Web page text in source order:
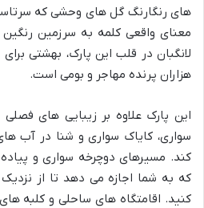
های رنگارنگ گل های وحشی که
معنای واقعی کلمه به سرزمین
لانگبان در قلب این پارک، بهشتی
هزاران پرنده مهاجر و بومی است.
این پارک علاوه بر زیبایی های
سواری، کایاک سواری و شنا در آب
کند. مسیرهای دوچرخه سواری و
که به شما اجازه می دهد تا از
کنید. اقامتگاه های ساحلی و کلبه